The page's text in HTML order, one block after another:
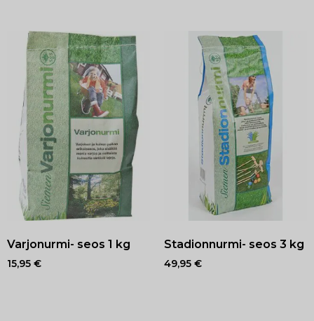
Varjonurmi- seos 1 kg
15,95 €
Stadionnurmi- seos 3 kg
49,95 €